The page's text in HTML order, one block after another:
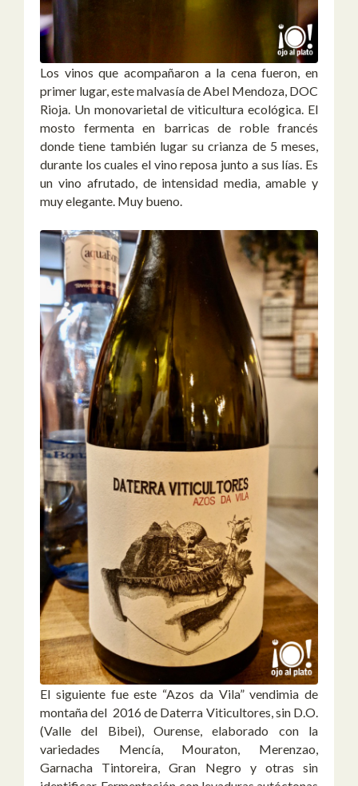
Los vinos que acompañaron a la cena fueron, en
primer lugar, este malvasía de Abel Mendoza, DOC
Rioja. Un monovarietal de viticultura ecológica. El
mosto fermenta en barricas de roble francés
donde tiene también lugar su crianza de 5 meses,
durante los cuales el vino reposa junto a sus lías. Es
un vino afrutado, de intensidad media, amable y
muy elegante. Muy bueno.
El siguiente fue este “Azos da Vila” vendimia de
montaña del 2016 de Daterra Viticultores, sin D.O.
(Valle del Bibei), Ourense, elaborado con la
variedades Mencía, Mouraton, Merenzao,
Garnacha Tintoreira, Gran Negro y otras sin